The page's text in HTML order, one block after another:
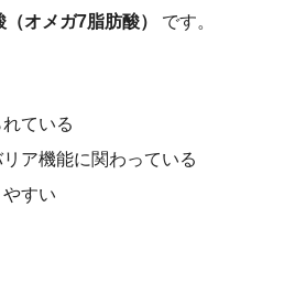
オメガ7脂肪酸） です。
ている
ア機能に関わっている
すい